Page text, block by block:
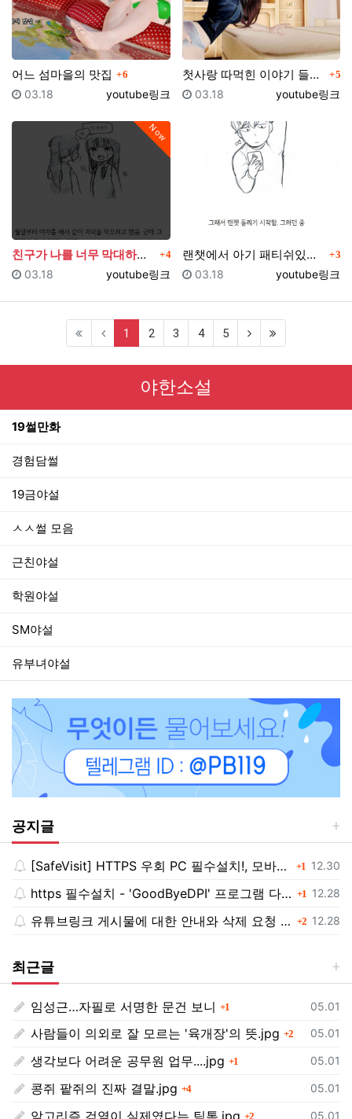
어느 섬마을의 맛집 댓글
6
등록자
youtube링크
등록일
03.18
첫사랑 따먹힌 이야기 들은 썰만화 (다른 버전) 댓글
5
등록자
youtube링크
등록일
03.18
Now
친구가 나를 너무 막대하는 썰만화 댓글
4
등록자
youtube링크
등록일
03.18
랜챗에서 아기 패티쉬있는 여자 만난 썰만화 댓글
3
등록자
youtube링크
등록일
03.18
1 (current)
2 3 4 5
야한소설
19썰만화
경험담썰
19금야설
ㅅㅅ썰 모음
근친야설
학원야설
SM야설
유부녀야설
공지글
등록일
12.30
[SafeVisit] HTTPS 우회 PC 필수설치!, 모바일 최강속도 1댓글
등록일
12.28
https 필수설치 - 'GoodByeDPI' 프로그램 다운로드<< 1댓글
등록일
12.28
유튜브링크 게시물에 대한 안내와 삭제 요청 공지 2댓글
최근글
등록일
05.01
임성근…자필로 서명한 문건 보니 1
등록일
05.01
사람들이 의외로 잘 모르는 '육개장'의 뜻.jpg 2댓글
등록일
05.01
생각보다 어려운 공무원 업무....jpg 1
등록일
05.01
콩쥐 팥쥐의 진짜 결말.jpg 4댓글
등록일
05.01
알고리즘 검열이 실제였다는 틱톡.jpg 2댓글